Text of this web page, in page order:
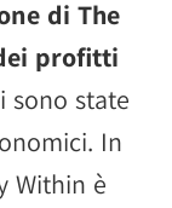
di The
profitti
sono state
In
Within è